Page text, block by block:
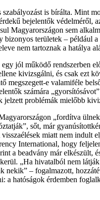
is bírálta. Mint
bejelentők védelméről,
Magyarországon sem
bizonyos területek – például a
nem tartoznak a hatálya
jól működő rendszerben
kivizsgálni, és csak ezt
megszegett-e valamiféle
számára
jelzett problémák mielőbb
„fordítva
sőt, már
miatt nem indult
International, hogy
a beadvány már elkészült,
„Ha hivatalból nem
nekik” – fogalmazott,
a hatóságok érdemben